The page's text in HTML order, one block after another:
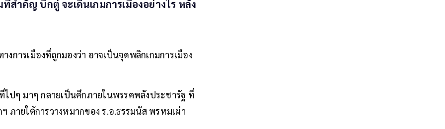
สำคัญ บิ๊กตู่ จะเดินเกมการเมืองอย่างไร หลัง
การเมืองที่ถูกมองว่า อาจเป็นจุดพลิกเกมการเมือง
ไปๆ มาๆ กลายเป็นศึกภายในพรรคพลังประชารัฐ ที่
ภายใต้การวางหมากของ ร.อ.ธรรมนัส พรหมเผ่า